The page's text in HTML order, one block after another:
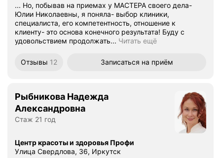
... Но, побывав на приемах у МАСТЕРА своего дела-
Юлии Николаевны, я поняла- выбор клиники,
специалиста, его компетентность, отношение к
клиенту- это основа конечного результата! Буду с
удовольствием продолжать... Читать ещё
Отзывы 12 Записаться на приём
Рыбникова Надежда
Александровна
Стаж 21 год
Центр красоты и здоровья Профи
Улица Свердлова, 36, Иркутск